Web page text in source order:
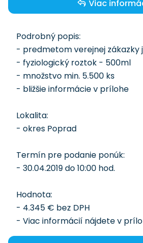
Viac
Podrobný popis:
- predmetom verejnej zákazky
- fyziologický roztok - 500ml
- množstvo min. 5.500 ks
- bližšie informácie v prílohe
Lokalita:
- okres Poprad
Termín pre podanie ponúk:
- 30.04.2019 do 10:00 hod.
Hodnota:
- 4.345 € bez DPH
- Viac informácií nájdete v